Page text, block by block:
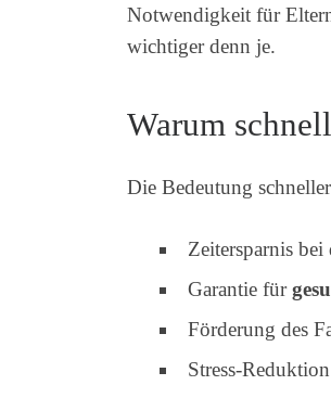
Notwendigkeit für
wichtiger denn je.
Warum
Die Bedeutung
Zeitersparnis
Garantie für
Förderung des
Stress-